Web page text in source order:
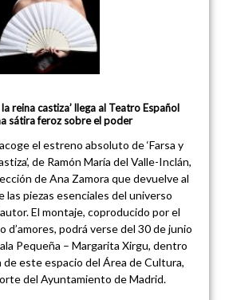
reina castiza’ llega al Teatro Español
sátira feroz sobre el poder
el estreno absoluto de ‘Farsa y
de Ramón María del Valle-Inclán,
de Ana Zamora que devuelve al
las piezas esenciales del universo
El montaje, coproducido por el
d’amores, podrá verse del 30 de junio
Pequeña – Margarita Xirgu, dentro
de este espacio del Área de Cultura,
del Ayuntamiento de Madrid.